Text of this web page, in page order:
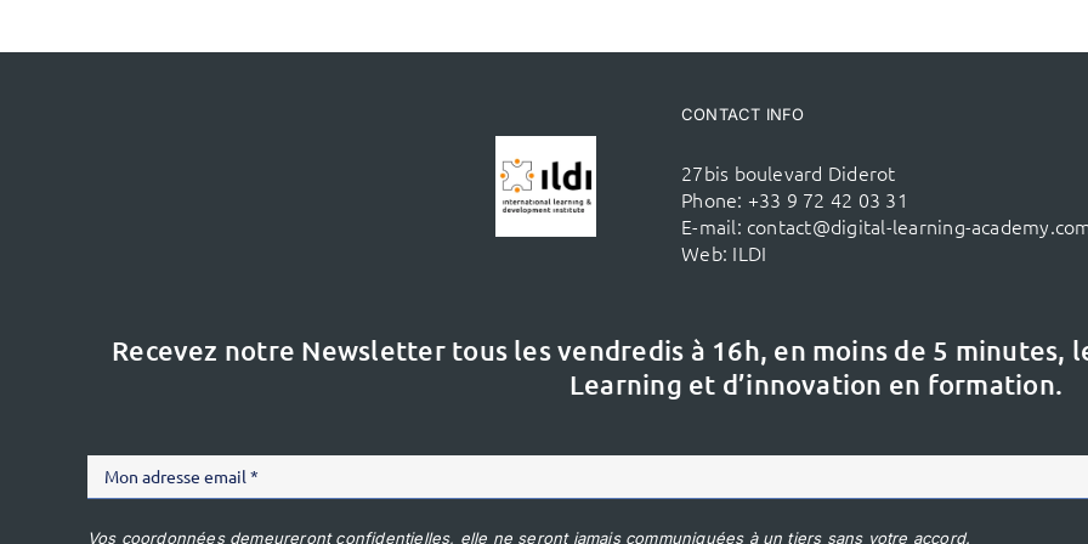
CONTACT INFO
27bis boulevard Diderot
Phone: +33 9 72 42 03 31
E-mail: contact@digital-learning-
Web: ILDI
Recevez notre Newsletter tous les vendredis à 16h, en moins de 5 minutes,
Learning et d’innovation en formation.
Vos coordonnées demeureront confidentielles, elle ne seront jamais communiquées à un tiers sans votre accord.